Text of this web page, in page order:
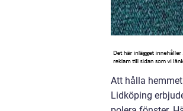
Att hålla
Lidköping